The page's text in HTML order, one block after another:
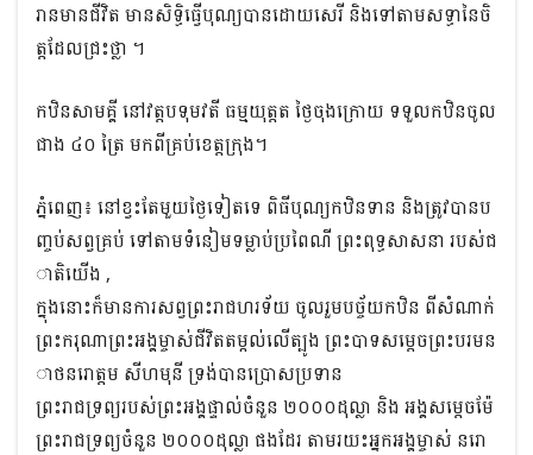
រានមានជីវិត មានសិទ្ធិធ្វើបុណ្យបានដោយសេរី និង​ទៅតាមសទ្ធានៃចិ
ត្តដែលជ្រះថ្លា ។
កឋិនសាមគ្គី នៅវត្តបទុមវតី ធម្មយុត្តត ថ្ងៃចុងក្រោយ ទទួលកឋិនចូល
ជាង ៤០ ត្រៃ មកពីគ្រប់ខេត្តក្រុង។
ភ្នំពេញ៖ នៅខ្វះតែមួយថ្ងៃទៀតទេ ពិធីបុណ្យកឋិនទាន និង​ត្រូវបានប
ញ្ចប់សព្វគ្រប់ ទៅតាមទំនៀមទម្លាប់ប្រពៃណី ព្រះពុទ្ធសាសនា របស់ជ
ាតិយើង ,
ក្នុងនោះក៏មានការសព្វព្រះរាជហរទ័យ ចូលរួមបច្ច័យកឋិន ពីសំណាក់
ព្រះករុណាព្រះអង្គម្ចាស់ជីវិតតម្កល់លើត្បូង ព្រះបាទសម្តេចព្រះបរមន
ាថនរោត្តម សីហមុនី ទ្រង់បានប្រោសប្រទាន
ព្រះរាជទ្រព្យរបស់ព្រះអង្គផ្ទាល់ចំនួន ២០០០ដុល្លា និង​ អង្គសម្តេចម៉ែ
ព្រះរាជទ្រព្យចំនួន ២០០០ដុល្លា ផងដែរ​ តាមរយះអ្នកអង្គម្ចាស់ នរោ